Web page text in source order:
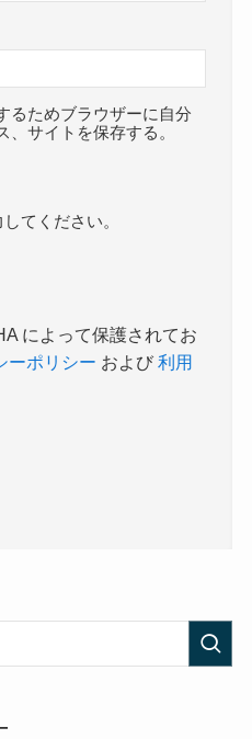
るためブラウザーに自分
、サイトを保存する。
てください。
によって保護されてお
ーポリシー および利用